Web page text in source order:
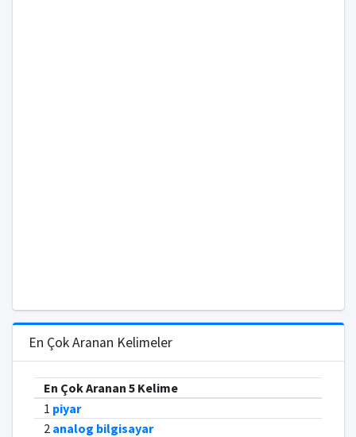
En Çok Aranan Kelimeler
En Çok Aranan 5 Kelime
1 piyar
2 analog bilgisayar